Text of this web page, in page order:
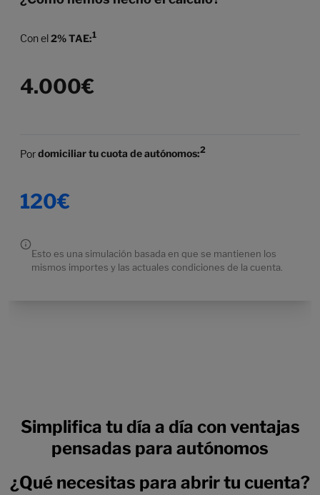
Simplifica tu día a día con ventajas
pensadas para autónomos
¿Qué necesitas para abrir tu cuenta?